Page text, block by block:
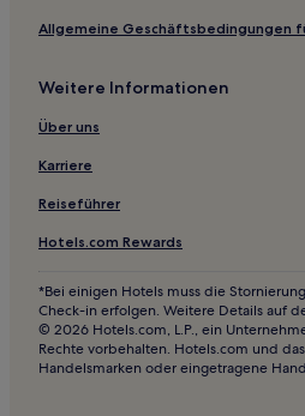
Ongayo Hotels
Valles Pasiegos: Hotels
Valles Hotels
Aloños Hotels
Besaya Valley: Hotels
Anievas Hotels
Lusa Hotels
La Cueva Hotels
La Montana Hotels
Allgemeine Geschäftsbedingungen
Weitere Informationen
Über uns
Karriere
Reiseführer
Hotels.com Rewards
*Bei einigen Hotels muss die
Check-in erfolgen. Weitere Details auf
© 2026 Hotels.com, L.P., ein
Rechte vorbehalten. Hotels.com und
Handelsmarken oder eingetragene